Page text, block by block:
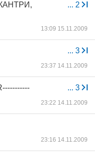
... 2
13:09 15.11.2009
... 3
23:37 14.11.2009
... 3
23:22 14.11.2009
23:16 14.11.2009